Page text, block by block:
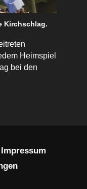
Kirchschlag.
Heimspiel
bei den
Impressum